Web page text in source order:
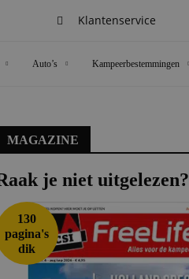
Klantenservice
Auto’s Kampeerbestemmingen
MAGAZINE
je niet uitgelezen?
130
pagina's
dik